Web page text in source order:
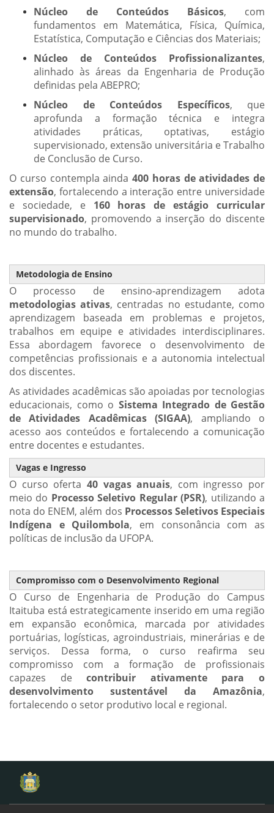
Núcleo de Conteúdos Básicos, com
fundamentos em Matemática, Física, Química,
Estatística, Computação e Ciências dos Materiais;
Núcleo de Conteúdos Profissionalizantes,
alinhado às áreas da Engenharia de Produção
definidas pela ABEPRO;
Núcleo de Conteúdos Específicos, que
aprofunda a formação técnica e integra
atividades práticas, optativas, estágio
supervisionado, extensão universitária e Trabalho
de Conclusão de Curso.
O curso contempla ainda 400 horas de atividades de
extensão, fortalecendo a interação entre universidade
e sociedade, e 160 horas de estágio curricular
supervisionado, promovendo a inserção do discente
no mundo do trabalho.
Metodologia de Ensino
O processo de ensino-aprendizagem adota
metodologias ativas, centradas no estudante, como
aprendizagem baseada em problemas e projetos,
trabalhos em equipe e atividades interdisciplinares.
Essa abordagem favorece o desenvolvimento de
competências profissionais e a autonomia intelectual
dos discentes.
As atividades acadêmicas são apoiadas por tecnologias
educacionais, como o Sistema Integrado de Gestão
de Atividades Acadêmicas (SIGAA), ampliando o
acesso aos conteúdos e fortalecendo a comunicação
entre docentes e estudantes.
Vagas e Ingresso
O curso oferta 40 vagas anuais, com ingresso por
meio do Processo Seletivo Regular (PSR), utilizando a
nota do ENEM, além dos Processos Seletivos Especiais
Indígena e Quilombola, em consonância com as
políticas de inclusão da UFOPA.
Compromisso com o Desenvolvimento Regional
O Curso de Engenharia de Produção do Campus
Itaituba está estrategicamente inserido em uma região
em expansão econômica, marcada por atividades
portuárias, logísticas, agroindustriais, minerárias e de
serviços. Dessa forma, o curso reafirma seu
compromisso com a formação de profissionais
capazes decontribuir ativamente para o
desenvolvimento sustentável da Amazônia,
fortalecendo o setor produtivo local e regional.